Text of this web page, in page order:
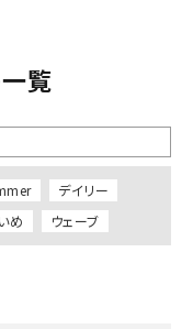
覧
デイリー
め ウェーブ